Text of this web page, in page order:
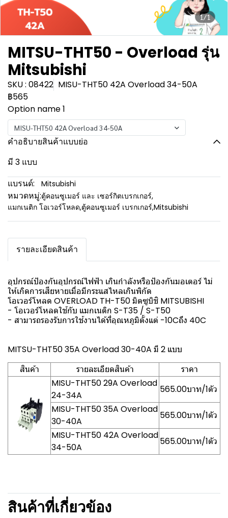
1/1
MITSU-THT50 - Overload รุ่น
Mitsubishi
SKU : 08422 MISU-THT50 42A Overload 34-50A
฿565
Option name 1
MISU-THT50 42A Overload 34-50A
คำอธิบายสินค้าแบบย่อ
มี 3 แบบ
แบรนด์:
Mitsubishi
หมวดหมู่:ตู้คอนซูเมอร์ และ เซอร์กิตเบรกเกอร์,
แมกเนติก โอเวอร์โหลด,ตู้คอนซูเมอร์ เบรกเกอร์,Mitsubishi
รายละเอียดสินค้า
อุปกรณ์ป้องกันอุปกรณ์ไฟฟ้า เกินกำลังหรือป้องกันมอเตอร์ ไม่
ให้เกิดการเสียหายเมื่อมีกระแสไหลเกินพิกัด
โอเวอร์โหลด OVERLOAD TH-T50 มิตซูบิชิ MITSUBISHI
- โอเวอร์โหลดใช้กับ แมกเนติก S-T35 / S-T50
- สามารถรองรับการใช้งานได้ที่อุณหภูมิตั้งแต่ -10Cถึง 40C
MITSU-THT50 35A Overload 30-40A มี 2 แบบ
สินค้า
รายละเอียดสินค้า
ราคา
MISU-THT50 29A Overload
24-34A
565.00บาท/1ตัว
MISU-THT50 35A Overload
30-40A
565.00บาท/1ตัว
MISU-THT50 42A Overload
34-50A
565.00บาท/1ตัว
สินค้าที่เกี่ยวข้อง